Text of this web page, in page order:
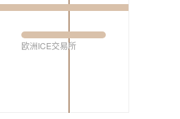
欧洲ICE交易所